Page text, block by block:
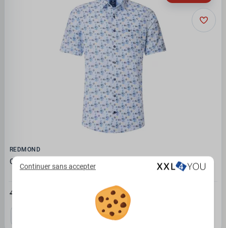
REDMOND
Chemise confort imprimée motifs bleu et jaune
49.45 €
5XL
Continuer sans accepter